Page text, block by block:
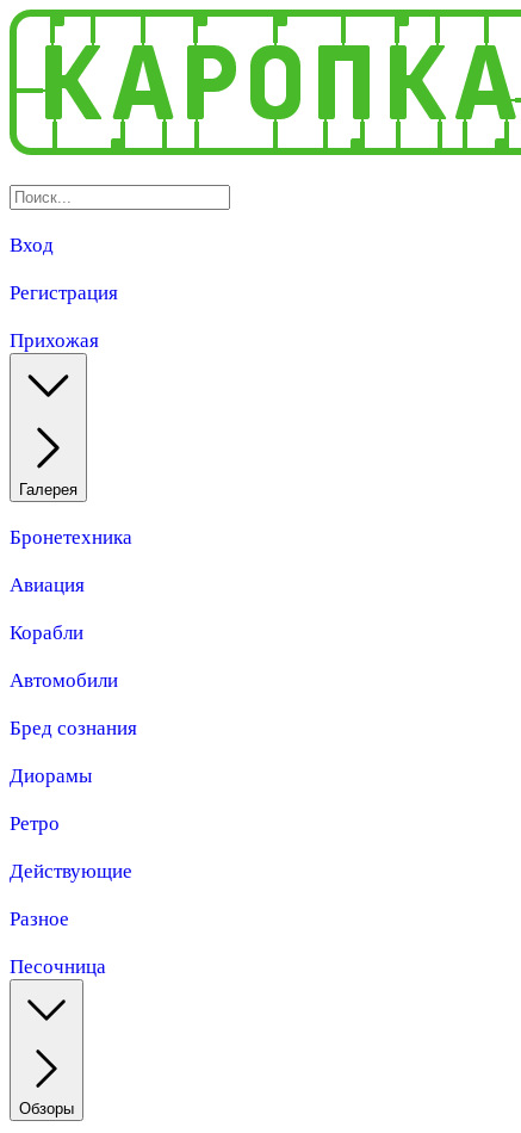
Вход
Регистрация
Прихожая
Галерея
Бронетехника
Авиация
Корабли
Автомобили
Бред сознания
Диорамы
Ретро
Действующие
Разное
Песочница
Обзоры